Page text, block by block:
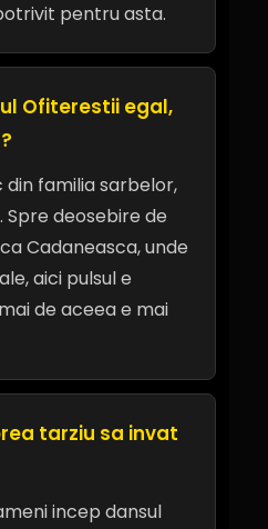
pentru asta.
Ofiterestii egal,
din familia sarbelor,
Spre deosebire de
Cadaneasca, unde
aici pulsul e
de aceea e mai
tarziu sa invat
incep dansul